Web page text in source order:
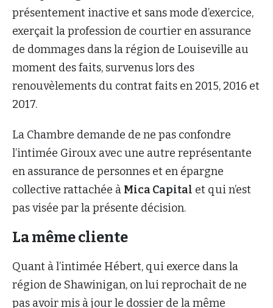
présentement inactive et sans mode d’exercice,
exerçait la profession de courtier en assurance
de dommages dans la région de Louiseville au
moment des faits, survenus lors des
renouvèlements du contrat faits en 2015, 2016 et
2017.
La Chambre demande de ne pas confondre
l’intimée Giroux avec une autre représentante
en assurance de personnes et en épargne
collective rattachée à Mica Capital et qui n’est
pas visée par la présente décision.
La même cliente
Quant à l’intimée Hébert, qui exerce dans la
région de Shawinigan, on lui reprochait de ne
pas avoir mis à jour le dossier de la même